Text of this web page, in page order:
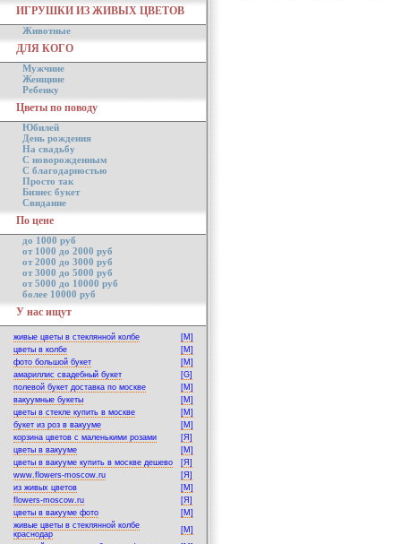
ИГРУШКИ ИЗ ЖИВЫХ ЦВЕТОВ
Животные
ДЛЯ КОГО
Мужчине
Женщине
Ребенку
Цветы по поводу
Юбилей
День рождения
На свадьбу
С новорожденным
С благодарностью
Просто так
Бизнес букет
Свидание
По цене
до 1000 руб
от 1000 до 2000 руб
от 2000 до 3000 руб
от 3000 до 5000 руб
от 5000 до 10000 руб
более 10000 руб
У нас ищут
живые цветы в стеклянной колбе
[M]
цветы в колбе
[M]
фото большой букет
[M]
амариллис свадебный букет
[G]
полевой букет доставка по москве
[M]
вакуумные букеты
[M]
цветы в стекле купить в москве
[M]
букет из роз в вакууме
[M]
корзина цветов с маленькими розами
[Я]
цветы в вакууме
[M]
цветы в вакууме купить в москве дешево
[Я]
www.flowers-moscow.ru
[Я]
из живых цветов
[M]
flowers-moscow.ru
[Я]
цветы в вакууме фото
[M]
живые цветы в стеклянной колбе
краснодар
[M]